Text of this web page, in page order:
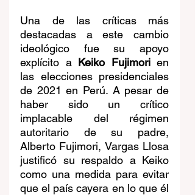
Una de las críticas más
destacadas a este cambio
ideológico fue su apoyo
explícito a Keiko Fujimori en
las elecciones presidenciales
de 2021 en Perú. A pesar de
haber sido un crítico
implacable del régimen
autoritario de su padre,
Alberto Fujimori, Vargas Llosa
justificó su respaldo a Keiko
como una medida para evitar
que el país cayera en lo que él